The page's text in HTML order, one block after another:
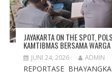
JAYAKARTA ON THE SPOT,
KAMTIBMAS BERSAMA
JUNI 24, 2026 ADMIN
REPORTASE